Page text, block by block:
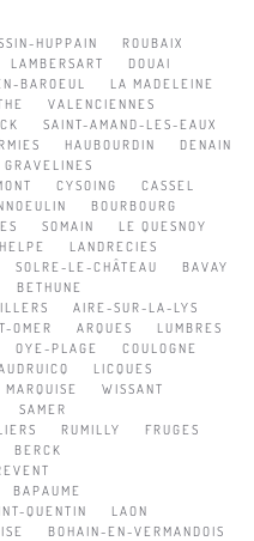
HUPPAIN
ROUBAIX
LAMBERSART
DOUAI
BAROEUL
LA MADELEINE
VALENCIENNES
SAINT-AMAND-LES-EAUX
HAUBOURDIN
DENAIN
GRAVELINES
CYSOING
CASSEL
BOURBOURG
SOMAIN
LE QUESNOY
LANDRECIES
SOLRE-LE-CHÂTEAU
BAVAY
BETHUNE
AIRE-SUR-LA-LYS
OMER ARQUES
LUMBRES
OYE-PLAGE
COULOGNE
LICQUES
MARQUISE
WISSANT
SAMER
RUMILLY
FRUGES
BERCK
BAPAUME
QUENTIN
LAON
BOHAIN-EN-VERMANDOIS